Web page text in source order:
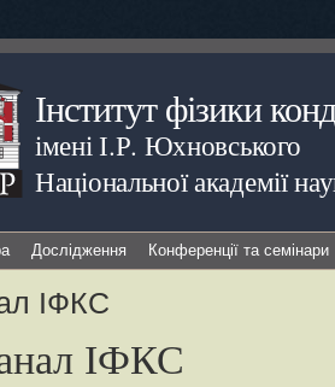
Інститут фізики
імені І.Р. Юхновського
Національної академії
Дослідження Конференції та семінари
ІФКС
ІФКС